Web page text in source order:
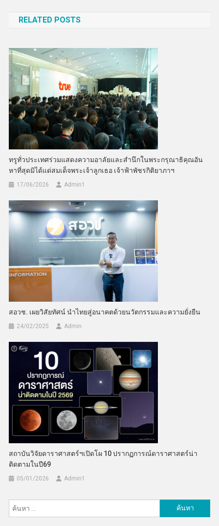
RELATED POSTS
ทรูทั่วประเทศร่วมแสดงความอาลัยและสำนึกในพระกรุณาธิคุณอัน
หาที่สุดมิได้แด่สมเด็จพระเจ้าลูกเธอ เจ้าฟ้าพัชรกิติยาภาฯ
17/06/2026 Admin​1
สอวช. เผยวิสัยทัศน์ นำไทยสู่อนาคตด้วยนวัตกรรมและความยั่งยืน
24/02/2025 Admin
สถาบันวิจัยดาราศาสตร์ฯเปิดโผ 10 ปรากฏการณ์ดาราศาสตร์น่า
ติดตามในปี69
05/01/2026 Admin​1
สำหรับ: